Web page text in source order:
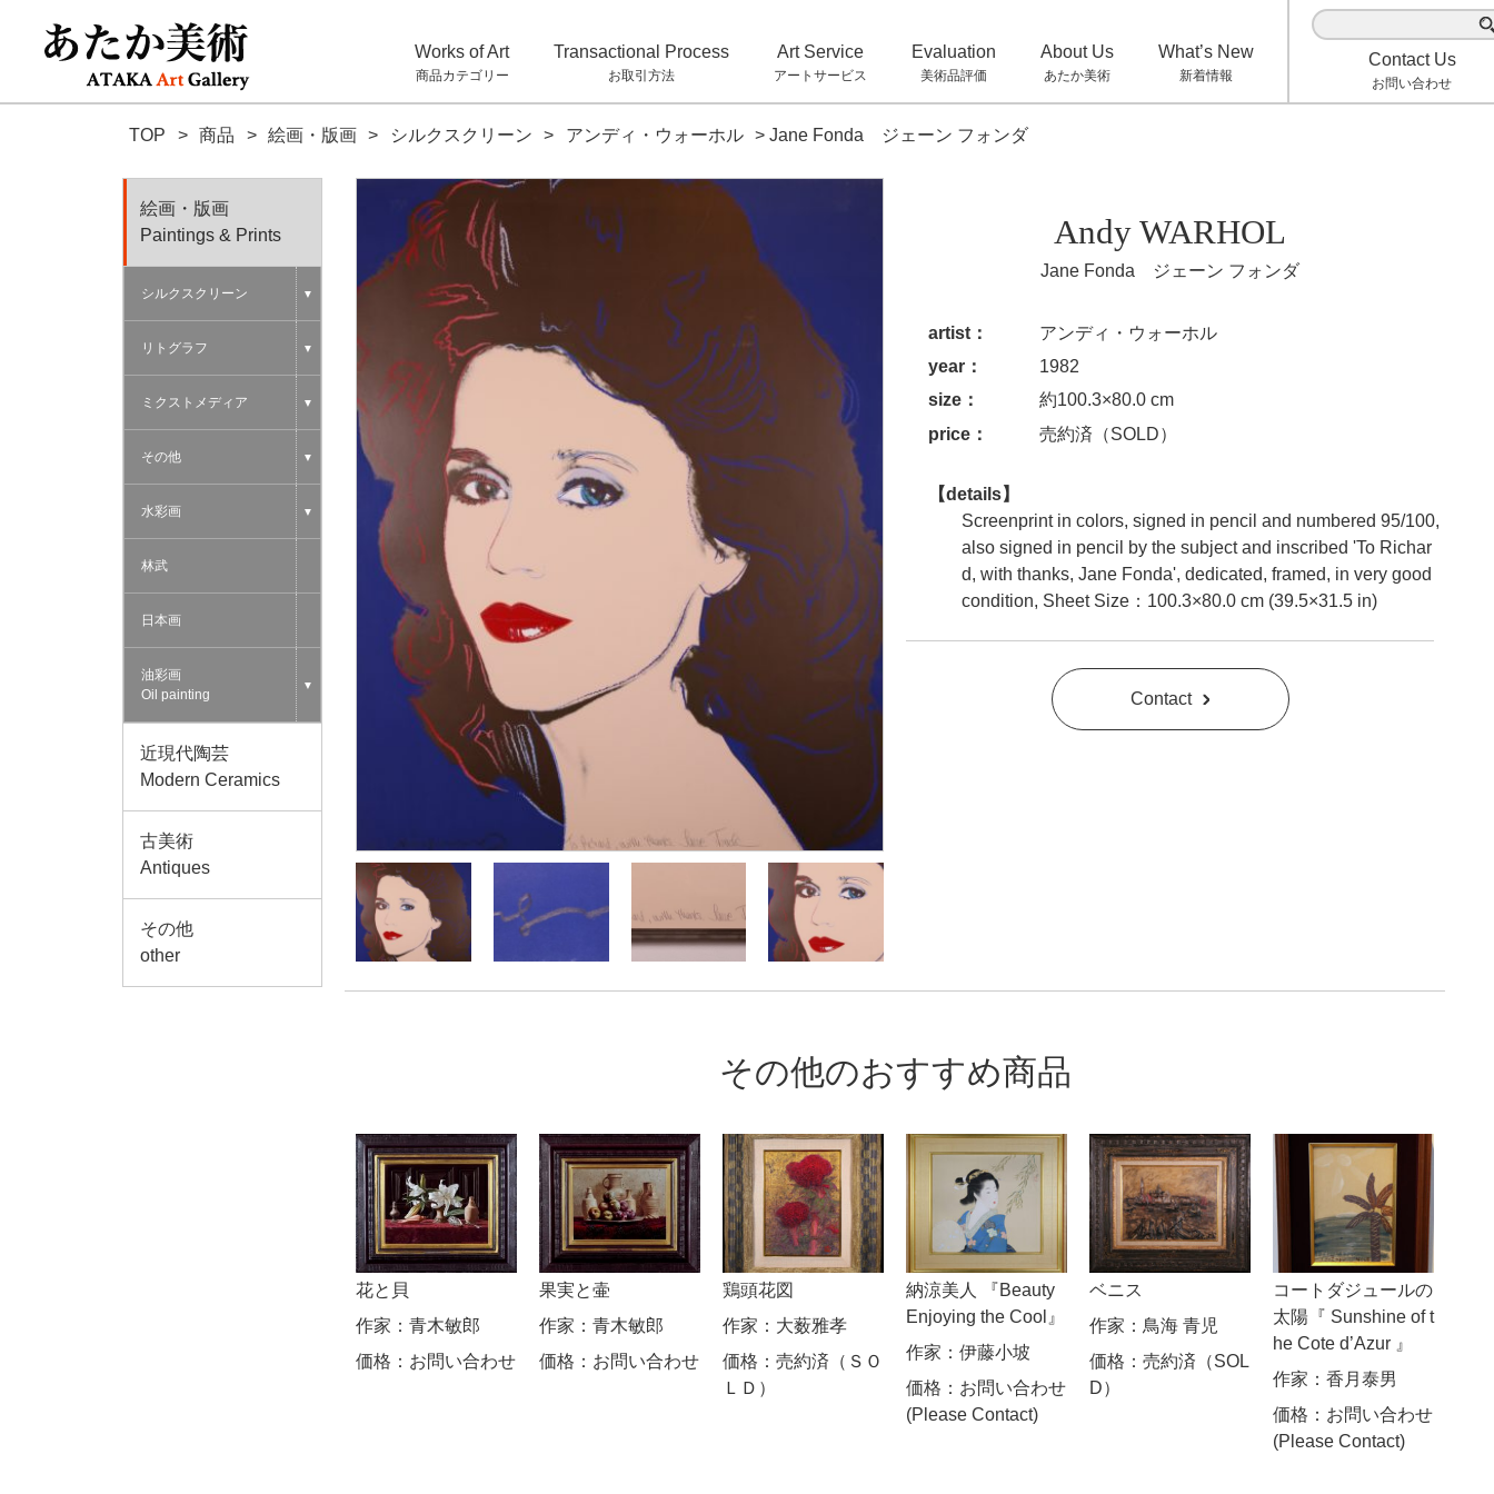
Works of Art
商品カテゴリー
Transactional Process
お取引方法
Art Service
アートサービス
Evaluation
美術品評価
About Us
あたか美術
What’s New
新着情報
検
Contact Us
お問い合わせ
TOP > 商品 > 絵画・版画 > シルクスクリーン > アンディ・ウォーホル > Jane Fonda ジェーン フォンダ
Andy WARHOL
Jane Fonda ジェーン フォンダ
artist：
アンディ・ウォーホル
year：
1982
size：
約100.3×80.0 cm
price：
売約済（SOLD）
【details】
Screenprint in colors, signed in pencil and numbered 95/100,
also signed in pencil by the subject and inscribed 'To Richar
d, with thanks, Jane Fonda', dedicated, framed, in very good
condition, Sheet Size：100.3×80.0 cm (39.5×31.5 in)
Contact
その他のおすすめ商品
花と貝
作家： 青木敏郎
価格： お問い合わせ
果実と壷
作家： 青木敏郎
価格： お問い合わせ
鶏頭花図
作家： 大薮雅孝
価格： 売約済（ＳＯ
ＬＤ）
納涼美人 『Beauty
Enjoying the Cool』
作家： 伊藤小坡
価格： お問い合わせ
(Please Contact)
ベニス
作家： 鳥海 青児
価格： 売約済（SOL
D）
コートダジュールの
太陽『 Sunshine of t
he Cote d’Azur 』
作家： 香月泰男
価格： お問い合わせ
(Please Contact)
絵画・版画
Paintings & Prints
シルクスクリーン ▼
リトグラフ ▼
ミクストメディア ▼
その他 ▼
水彩画 ▼
林武
日本画
油彩画
Oil painting
▼
近現代陶芸
Modern Ceramics
古美術
Antiques
その他
other